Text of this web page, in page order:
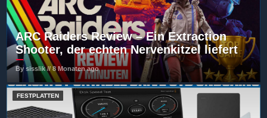
ARC Raiders Review – Ein Extraction
Shooter, der echten Nervenkitzel liefert
By sisslik // 8 Monaten ago
FESTPLATTEN